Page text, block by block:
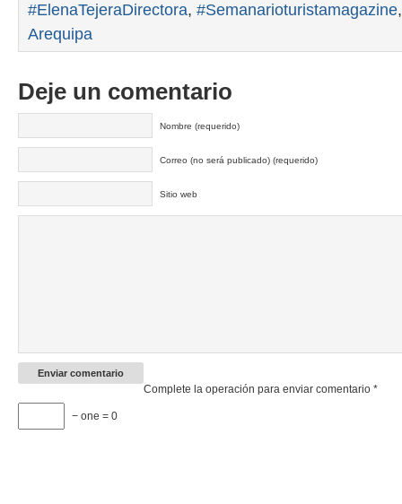
#ElenaTejeraDirectora, #Semanarioturistamagazine
Arequipa
Deje un comentario
Nombre (requerido)
Correo (no será publicado) (requerido)
Sitio web
Complete la operación para enviar comentario *
− one = 0